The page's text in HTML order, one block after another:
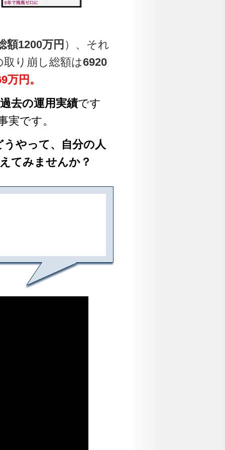
額1200万円 ）、それ
り崩し総額は6920
万円。
過去の運用実績です
実です。
うやって、自分の人
てみませんか？